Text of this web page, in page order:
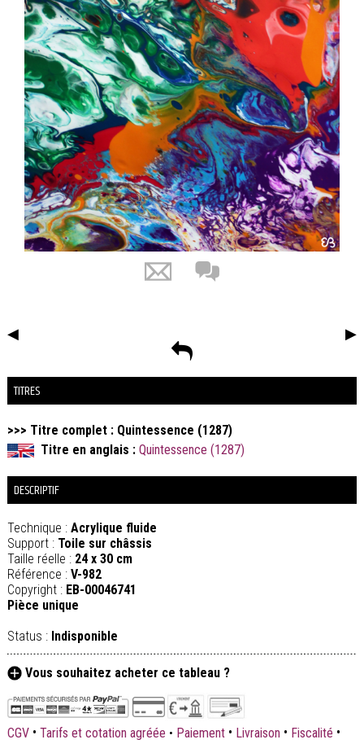
◀ ▶
TITRES
>>> Titre complet : Quintessence (1287)
Titre en anglais : Quintessence (1287)
DESCRIPTIF
Technique : Acrylique fluide
Support : Toile sur châssis
Taille réelle : 24 x 30 cm
Référence : V-982
Copyright : EB-00046741
Pièce unique
Status : Indisponible
Vous souhaitez acheter ce tableau ?
CGV • Tarifs et cotation agréée • Paiement • Livraison • Fiscalité •